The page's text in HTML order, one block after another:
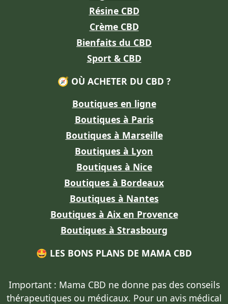
Résine CBD
Crème CBD
Bienfaits du CBD
Sport & CBD
🧭 OÙ ACHETER DU CBD ?
Boutiques en ligne
Boutiques à Paris
Boutiques à Marseille
Boutiques à Lyon
Boutiques à Nice
Boutiques à Bordeaux
Boutiques à Nantes
Boutiques à Aix en Provence
Boutiques à Strasbourg
🤩 LES BONS PLANS DE MAMA CBD
Important : Mama CBD ne donne pas des conseils
thérapeutiques ou médicaux. Pour un avis médical